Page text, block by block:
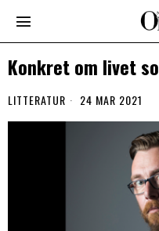
Konkret om livet
LITTERATUR 24 MAR 2021